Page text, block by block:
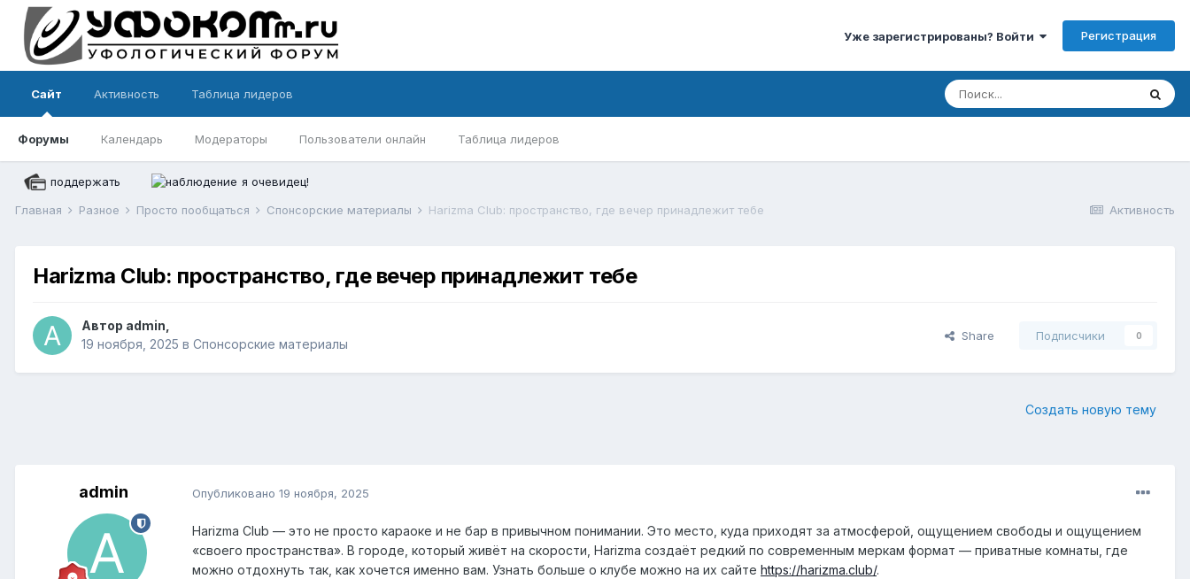
Уже зарегистрированы? Войти Регистрация
Сайт
Форумы Календарь Модераторы Пользователи онлайн Таблица лидеров
Активность Таблица лидеров
поддержать
я очевидец!
Активность
Главная Разное Просто пообщаться Спонсорские материалы Harizma Club: пространство, где вечер принадлежит тебе
Harizma Club: пространство, где вечер принадлежит тебе
Автор admin
19 ноября, 2025 в Спонсорские материалы
Share Подписчики 0
Создать новую тему
admin Опубликовано 19 ноября, 2025
Harizma Club — это не просто караоке и не бар в привычном понимании. Это место, куда приходят за атмосферой, ощущением свободы и ощущением
«своего пространства». В городе, который живёт на скорости, Harizma создаёт редкий по современным меркам формат — приватные комнаты, где
можно отдохнуть так, как хочется именно вам. Узнать больше о клубе можно на их сайте https://harizma.club/.